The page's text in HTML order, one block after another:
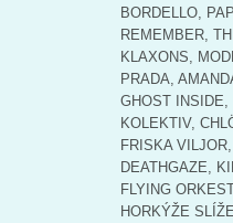
BORDELLO,
REMEMBER,
KLAXONS,
PRADA,
GHOST INSIDE,
KOLEKTIV,
FRISKA
DEATHGAZE,
FLYING
HORKÝŽE